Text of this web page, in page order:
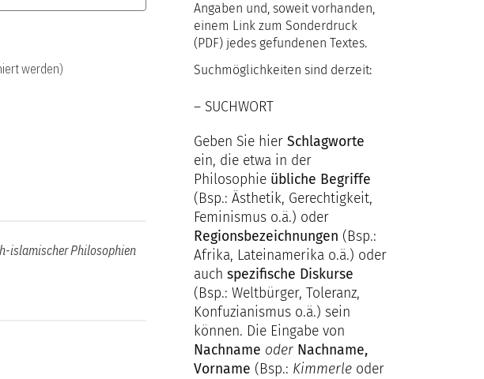
Angaben und, soweit vorhanden,
einem Link zum Sonderdruck
(PDF) jedes gefundenen Textes.
Suchmöglichkeiten sind derzeit:
– SUCHWORT
Geben Sie hier Schlagworte
ein, die etwa in der
Philosophie übliche Begriffe
(Bsp.: Ästhetik, Gerechtigkeit,
Feminismus o.ä.) oder
Regionsbezeichnungen (Bsp.:
Afrika, Lateinamerika o.ä.) oder
auch spezifische Diskurse
(Bsp.: Weltbürger, Toleranz,
Konfuzianismus o.ä.) sein
können. Die Eingabe von
Nachname oder Nachname,
Vorname (Bsp.: Kimmerle oder